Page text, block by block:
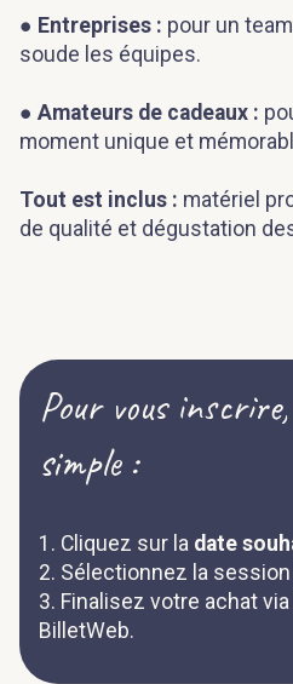
● Entreprises : pour un
soude les équipes.
● Amateurs de cadeaux :
moment unique et
Tout est inclus : matériel
de qualité et dégustation
Pour vous
simple :
1. Cliquez sur la date
2. Sélectionnez la session
3. Finalisez votre achat via
BilletWeb.